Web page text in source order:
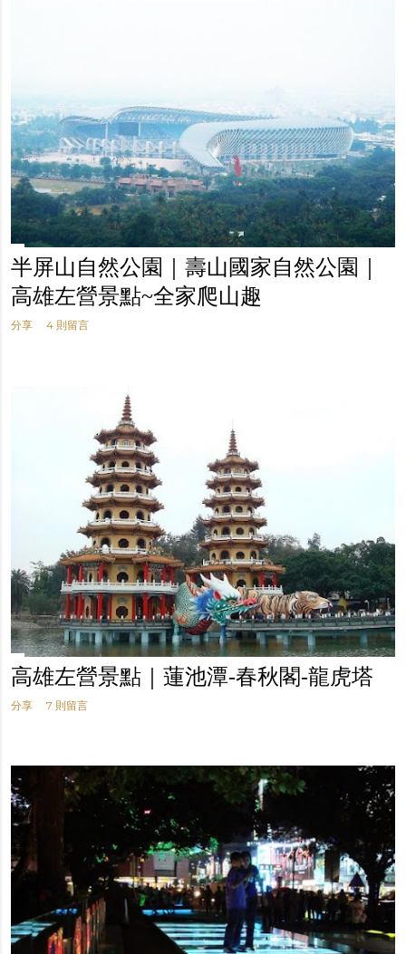
半屏山自然公園｜壽山國家自然公園｜
高雄左營景點~全家爬山趣
分享 4 則留言
高雄左營景點｜蓮池潭-春秋閣-龍虎塔
分享 7 則留言